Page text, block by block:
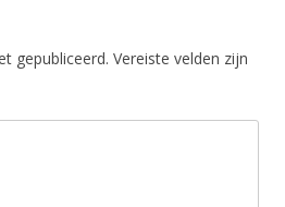
gepubliceerd. Vereiste velden zijn